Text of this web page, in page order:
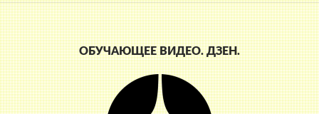
ОБУЧАЮЩЕЕ ВИДЕО. ДЗЕН.